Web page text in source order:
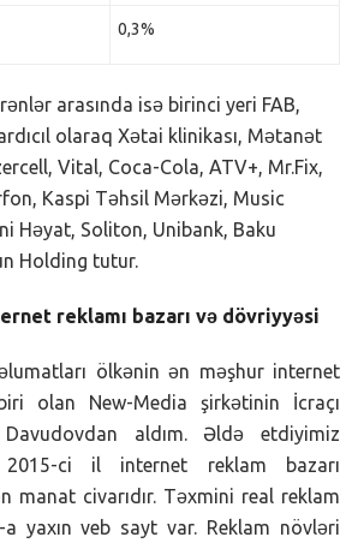
0,3%
arasında isə birinci yeri FAB,
olaraq Xətai klinikası, Mətanət
Vital, Coca-Cola, ATV+, Mr.Fix,
Kaspi Təhsil Mərkəzi, Music
Həyat, Soliton, Unibank, Baku
Holding tutur.
reklamı bazarı və dövriyyəsi
ölkənin ən məşhur internet
olan New-Media şirkətinin İcraçı
aldım. Əldə etdiyimiz
ci il internet reklam bazarı
manat civarıdır. Təxmini real reklam
yaxın veb sayt var. Reklam növləri